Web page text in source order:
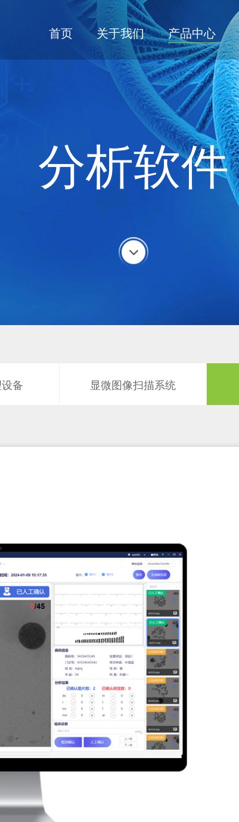
首页 关于我们 产品中心
分析软件
备 显微图像扫描系统